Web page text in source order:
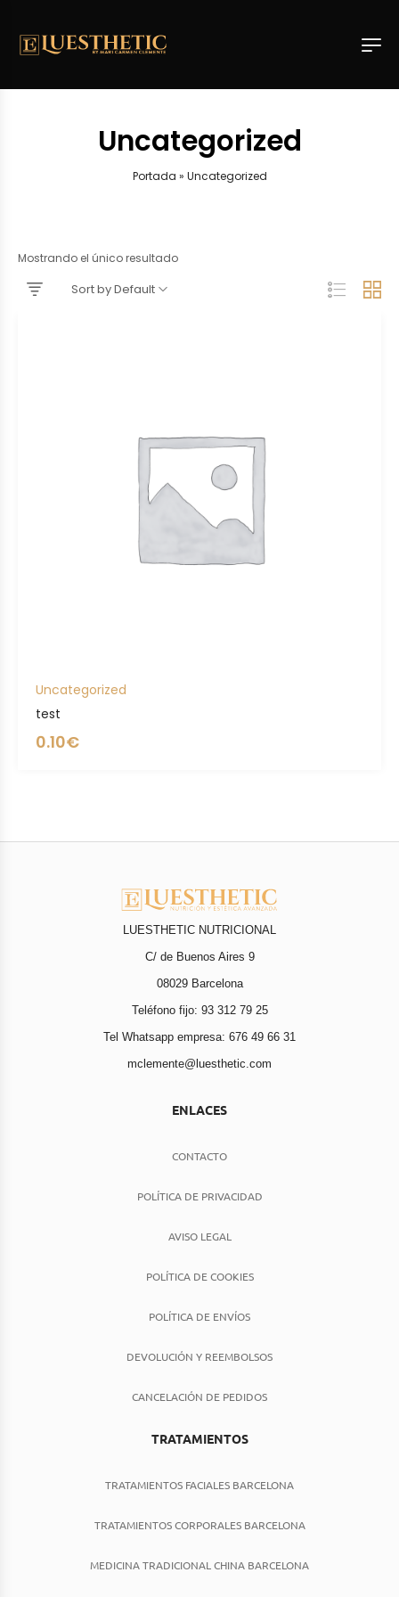
Uncategorized
Portada » Uncategorized
Mostrando el único resultado
Sort by Default
Uncategorized
test
0.10€
LUESTHETIC NUTRICIONAL
C/ de Buenos Aires 9
08029 Barcelona
Teléfono fijo: 93 312 79 25
Tel Whatsapp empresa: 676 49 66 31
mclemente@luesthetic.com
ENLACES
CONTACTO
POLÍTICA DE PRIVACIDAD
AVISO LEGAL
POLÍTICA DE COOKIES
POLÍTICA DE ENVÍOS
DEVOLUCIÓN Y REEMBOLSOS
CANCELACIÓN DE PEDIDOS
TRATAMIENTOS
TRATAMIENTOS FACIALES BARCELONA
TRATAMIENTOS CORPORALES BARCELONA
MEDICINA TRADICIONAL CHINA BARCELONA